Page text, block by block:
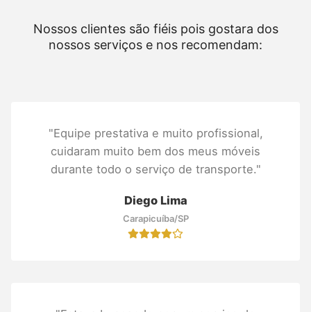
Nossos clientes são fiéis pois gostara dos
nossos serviços e nos recomendam:
"Equipe prestativa e muito profissional,
cuidaram muito bem dos meus móveis
durante todo o serviço de transporte."
Diego Lima
Carapicuíba/SP